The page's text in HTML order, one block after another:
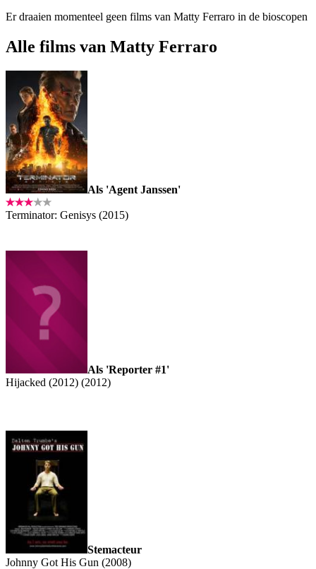
Er draaien momenteel geen films van Matty Ferraro in de bioscopen
Alle films van Matty Ferraro
Als 'Agent Janssen'
Terminator: Genisys (2015)
Als 'Reporter #1'
Hijacked (2012) (2012)
Stemacteur
Johnny Got His Gun (2008)